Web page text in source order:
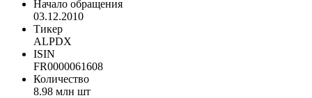
Начало обращения
03.12.2010
Тикер
ALPDX
ISIN
FR0000061608
Количество
8.98 млн шт